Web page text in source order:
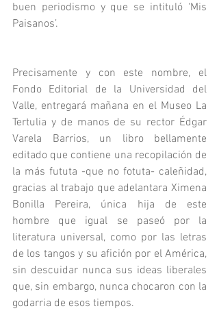
buen periodismo y que se intituló ‘Mis
Paisanos’.
Precisamente y con este nombre, el
Fondo Editorial de la Universidad del
Valle, entregará mañana en el Museo La
Tertulia y de manos de su rector Édgar
Varela Barrios, un libro bellamente
editado que contiene una recopilación de
la más fututa -que no fotuta- caleñidad,
gracias al trabajo que adelantara Ximena
Bonilla Pereira, única hija de este
hombre que igual se paseó por la
literatura universal, como por las letras
de los tangos y su afición por el América,
sin descuidar nunca sus ideas liberales
que, sin embargo, nunca chocaron con la
godarria de esos tiempos.